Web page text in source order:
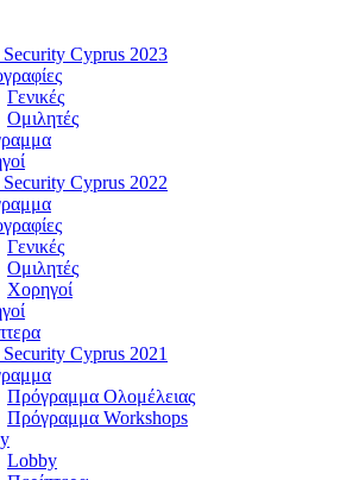
Cyprus 2023
Γενικές
Ομιλητές
Cyprus 2022
Γενικές
Ομιλητές
Χορηγοί
Cyprus 2021
Πρόγραμμα Ολομέλειας
Πρόγραμμα Workshops
Lobby